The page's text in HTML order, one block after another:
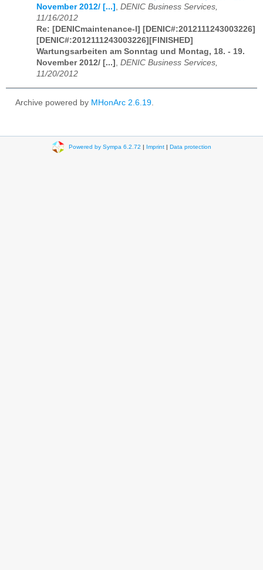
November 2012/ [...] , DENIC Business Services,
11/16/2012
Re: [DENICmaintenance-l] [DENIC#:2012111243003226]
[DENIC#:2012111243003226][FINISHED]
Wartungsarbeiten am Sonntag und Montag, 18. - 19.
November 2012/ [...] , DENIC Business Services,
11/20/2012
Archive powered by MHonArc 2.6.19.
Powered by Sympa 6.2.72 | Imprint| Data protection